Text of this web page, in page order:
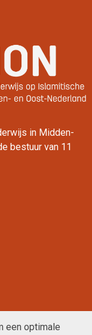
in Midden-
bestuur van 11
een optimale